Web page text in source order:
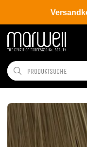
Shop Brands Wella